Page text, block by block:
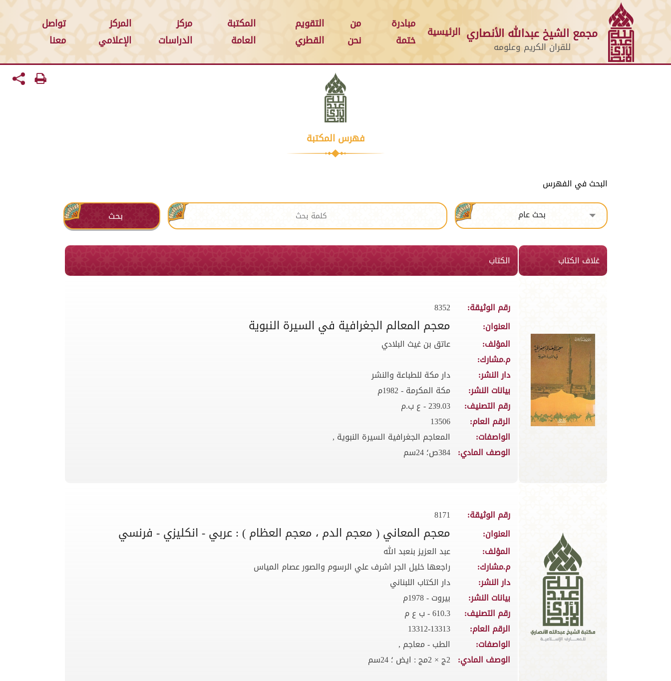
مجمع الشيخ عبدالله الأنصاري
للقران الكريم وعلومه
الرئيسية
مبادرة
ختمة
من
نحن
التقويم
القطري
المكتبة
العامة
مركز
الدراسات
المركز
الإعلامي
تواصل
معنا
فهرس المكتبة
البحث في الفهرس
بحث عام
بحث
غلاف الكتاب الكتاب
رقم الوثيقة:
8352
العنوان:
معجم المعالم الجغرافية في السيرة النبوية
المؤلف:
عاتق بن غيث البلادي
م.مشارك:
دار النشر:
دار مكة للطباعة والنشر
بيانات النشر:
مكة المكرمة - 1982م
رقم التصنيف:
239.03 - ع ب.م
الرقم العام:
13506
الواصفات:
المعاجم الجغرافية السيرة النبوية ,
الوصف المادي: 384ص؛ 24سم
رقم الوثيقة:
8171
العنوان:
معجم المعاني ( معجم الدم ، معجم العظام ) : عربي - انكليزي - فرنسي
المؤلف:
عبد العزيز بنعبد الله
م.مشارك:
راجعها خليل الجر اشرف علي الرسوم والصور عصام المياس
دار النشر:
دار الكتاب اللبناني
بيانات النشر:
بيروت - 1978م
رقم التصنيف:
610.3 - ب ع م
الرقم العام:
13312-13313
الواصفات:
الطب - معاجم ,
الوصف المادي: 2ج × 2مج : ايض ؛ 24سم